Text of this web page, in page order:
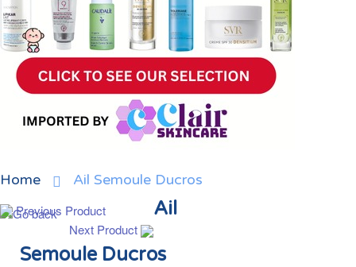
Home Ail Semoule Ducros
Previous Product
Next Product
Ail
Semoule Ducros